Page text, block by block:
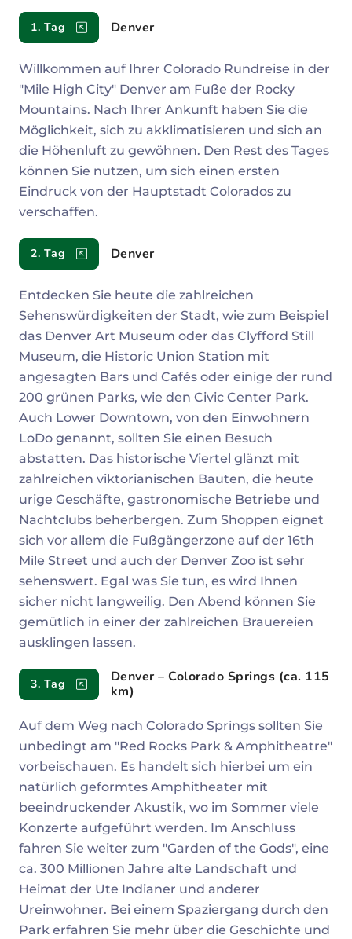
Reiseverlauf
1. Tag Denver
Willkommen auf Ihrer Colorado Rundreise in der
"Mile High City" Denver am Fuße der Rocky
Mountains. Nach Ihrer Ankunft haben Sie die
Möglichkeit, sich zu akklimatisieren und sich an
die Höhenluft zu gewöhnen. Den Rest des Tages
können Sie nutzen, um sich einen ersten
Eindruck von der Hauptstadt Colorados zu
verschaffen.
2. Tag Denver
Entdecken Sie heute die zahlreichen
Sehenswürdigkeiten der Stadt, wie zum Beispiel
das Denver Art Museum oder das Clyfford Still
Museum, die Historic Union Station mit
angesagten Bars und Cafés oder einige der rund
200 grünen Parks, wie den Civic Center Park.
Auch Lower Downtown, von den Einwohnern
LoDo genannt, sollten Sie einen Besuch
abstatten. Das historische Viertel glänzt mit
zahlreichen viktorianischen Bauten, die heute
urige Geschäfte, gastronomische Betriebe und
Nachtclubs beherbergen. Zum Shoppen eignet
sich vor allem die Fußgängerzone auf der 16th
Mile Street und auch der Denver Zoo ist sehr
sehenswert. Egal was Sie tun, es wird Ihnen
sicher nicht langweilig. Den Abend können Sie
gemütlich in einer der zahlreichen Brauereien
ausklingen lassen.
3. Tag
Denver – Colorado Springs (ca. 115
km)
Auf dem Weg nach Colorado Springs sollten Sie
unbedingt am "Red Rocks Park & Amphitheatre"
vorbeischauen. Es handelt sich hierbei um ein
natürlich geformtes Amphitheater mit
beeindruckender Akustik, wo im Sommer viele
Konzerte aufgeführt werden. Im Anschluss
fahren Sie weiter zum "Garden of the Gods", eine
ca. 300 Millionen Jahre alte Landschaft und
Heimat der Ute Indianer und anderer
Ureinwohner. Bei einem Spaziergang durch den
Park erfahren Sie mehr über die Geschichte und